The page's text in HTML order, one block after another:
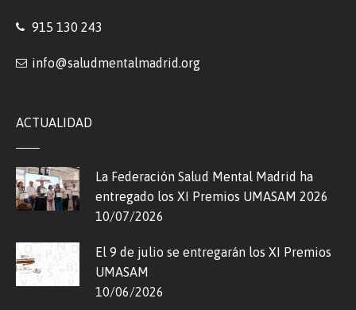
915 130 243
info@saludmentalmadrid.org
ACTUALIDAD
La Federación Salud Mental Madrid ha
entregado los XI Premios UMASAM 2026
10/07/2026
El 9 de julio se entregarán los XI Premios
UMASAM
10/06/2026